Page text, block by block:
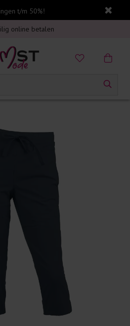
t/m 50%!
in Nederland vanaf €75,-
online betalen
op jouw aankoop
in Nederland vanaf €75,-